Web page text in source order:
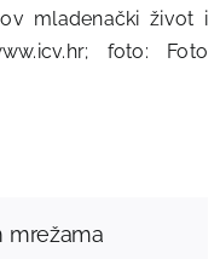
mladenački život i
foto: Foto
mrežama